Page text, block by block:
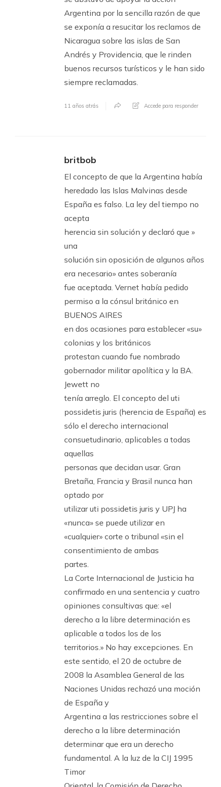
Argentina por la sencilla razón de que
se exponía a resucitar los reclamos de
Nicaragua sobre las islas de San
Andrés y Providencia, que le rinden
buenos recursos turísticos y le han sido
siempre reclamadas.
11 años atrás Accede para responder
britbob
El concepto de que la Argentina había
heredado las Islas Malvinas desde
España es falso. La ley del tiempo no
acepta
herencia sin solución y declaró que »
una
solución sin oposición de algunos años
era necesario» antes soberanía
fue aceptada. Vernet había pedido
permiso a la cónsul británico en
BUENOS AIRES
en dos ocasiones para establecer «su»
colonias y los británicos
protestan cuando fue nombrado
gobernador militar apolítica y la BA.
Jewett no
tenía arreglo. El concepto del uti
possidetis juris (herencia de España) es
sólo el derecho internacional
consuetudinario, aplicables a todas
aquellas
personas que decidan usar. Gran
Bretaña, Francia y Brasil nunca han
optado por
utilizar uti possidetis juris y UPJ ha
«nunca» se puede utilizar en
«cualquier» corte o tribunal «sin el
consentimiento de ambas
partes.
La Corte Internacional de Justicia ha
confirmado en una sentencia y cuatro
opiniones consultivas que: «el
derecho a la libre determinación es
aplicable a todos los de los
territorios.» No hay excepciones. En
este sentido, el 20 de octubre de
2008 la Asamblea General de las
Naciones Unidas rechazó una moción
de España y
Argentina a las restricciones sobre el
derecho a la libre determinación
determinar que era un derecho
fundamental. A la luz de la CIJ 1995
Timor